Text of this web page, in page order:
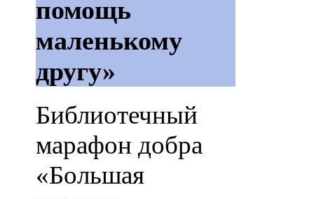
помощь
маленькому
другу»
Библиотечный
марафон добра
«Большая